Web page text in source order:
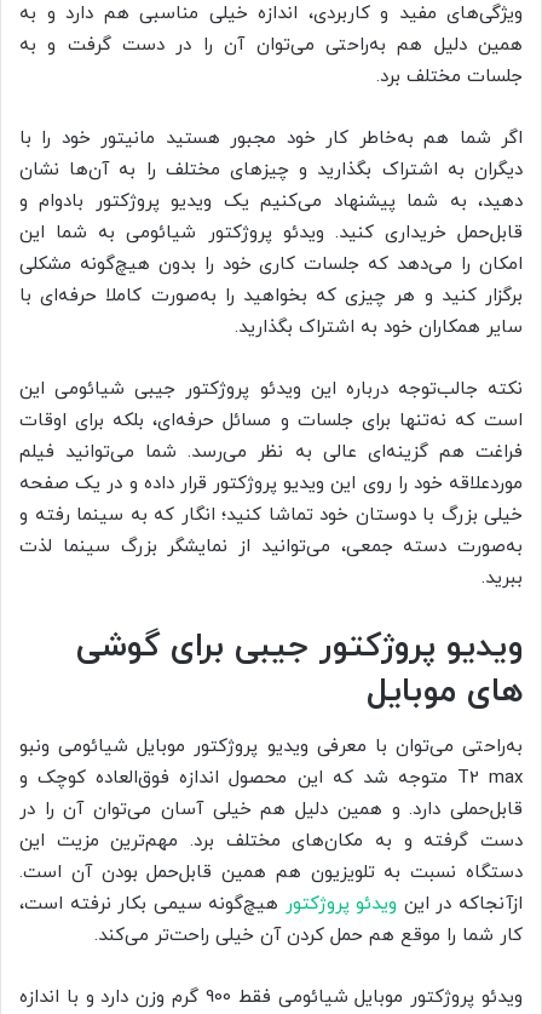
ویژگی‌های مفید و کاربردی، اندازه خیلی مناسبی هم دارد و به
همین دلیل هم به‌راحتی می‌توان آن را در دست گرفت و به
جلسات مختلف برد.
اگر شما هم به‌خاطر کار خود مجبور هستید مانیتور خود را با
دیگران به اشتراک بگذارید و چیز‌های مختلف را به آن‌ها نشان
دهید، به شما پیشنهاد می‌کنیم یک ویدیو پروژکتور بادوام و
قابل‌حمل خریداری کنید. ویدئو پروژکتور شیائومی به شما این
امکان را می‌دهد که جلسات کاری خود را بدون هیچ‌گونه مشکلی
برگزار کنید و هر چیزی که بخواهید را به‌صورت کاملا حرفه‌ای با
سایر همکاران خود به اشتراک بگذارید.
نکته جالب‌توجه درباره این ویدئو پروژکتور جیبی شیائومی این
است که نه‌تنها برای جلسات و مسائل حرفه‌ای، بلکه برای اوقات
فراغت هم گزینه‌ای عالی به نظر می‌رسد. شما می‌توانید فیلم
موردعلاقه خود را روی این ویدیو پروژکتور قرار داده و در یک صفحه
خیلی بزرگ با دوستان خود تماشا کنید؛ انگار که به سینما رفته و
به‌صورت دسته جمعی، می‌توانید از نمایشگر بزرگ سینما لذت
ببرید.
ویدیو پروژکتور جیبی برای گوشی
های موبایل
به‌راحتی می‌توان با معرفی ویدیو پروژکتور موبایل شیائومی ونبو
T2 max متوجه شد که این محصول اندازه فوق‌العاده کوچک و
قابل‌حملی دارد. و همین دلیل هم خیلی آسان می‌توان آن را در
دست گرفته و به مکان‌های مختلف برد. مهم‌ترین مزیت این
دستگاه نسبت به تلویزیون هم همین قابل‌حمل بودن آن است.
ازآنجاکه در این ویدئو پروژکتور هیچ‌گونه سیمی بکار نرفته است،
کار شما را موقع هم حمل کردن آن خیلی راحت‌تر می‌کند.
ویدئو پروژکتور موبایل شیائومی فقط 900 گرم وزن دارد و با اندازه